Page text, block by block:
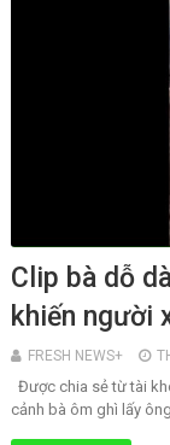
Clip bà dỗ
khiến người
FRESH NEWS+
Được chia sẻ từ tài
cảnh bà ôm ghì lấy